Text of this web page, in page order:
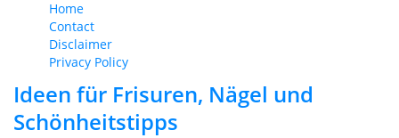
Home
Contact
Disclaimer
Privacy Policy
Ideen für Frisuren, Nägel und
Schönheitstipps